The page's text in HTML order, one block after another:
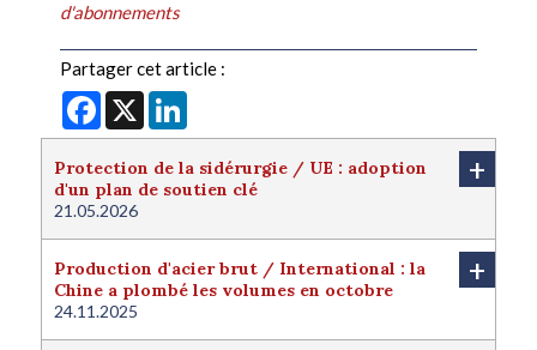
d'abonnements
Partager cet article :
Facebook
X
Protection de la sidérurgie / UE : adoption
d'un plan de soutien clé
21.05.2026
+
Production d'acier brut / International : la
Chine a plombé les volumes en octobre
24.11.2025
+